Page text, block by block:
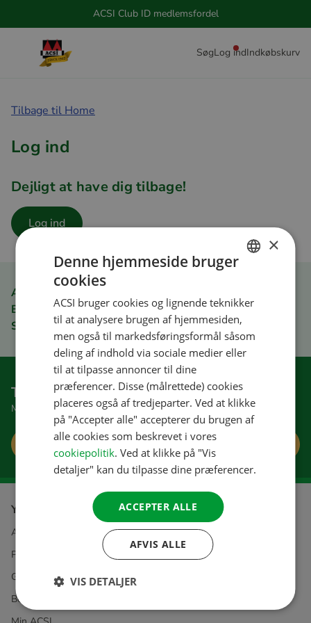
ACSI Club ID medlemsfordel
SøgLog indIndkøbskurv
Tilbage til Home
Log ind
Dejligt at have dig tilbage!
Log ind
ACSI Club ID medlemsfordel
Bestil hurtigt og nemt
Sikker betaling
Tilmeld dig nyhedsbrevet
Modtag gode tips og tilbud
Tilmeld
Yderligere information om
ACSI
Privacy & Cookies
Generelle betingelser
Bestilling og betaling
ENGLISH
GERMAN
DANISH
SPANISH
×
Denne hjemmeside bruger
cookies
ACSI bruger cookies og lignende teknikker
til at analysere brugen af hjemmesiden,
men også til markedsføringsformål såsom
deling af indhold via sociale medier eller
til at tilpasse annoncer til dine
præferencer. Disse (målrettede) cookies
placeres også af tredjeparter. Ved at klikke
på "Accepter alle" accepterer du brugen af
alle cookies som beskrevet i vores
cookiepolitik. Ved at klikke på "Vis
detaljer" kan du tilpasse dine præferencer.
ACCEPTER ALLE
AFVIS ALLE
VIS DETALJER